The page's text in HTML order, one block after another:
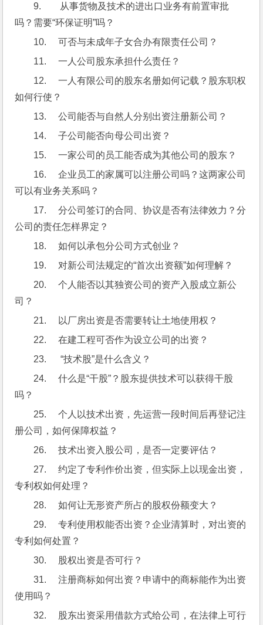
9.        从事货物及技术的进出口业务有前置审批
吗？需要“环保证明”吗？
10.     可否与未成年子女合办有限责任公司？
11.     一人公司股东承担什么责任？
12.     一人有限公司的股东名册如何记载？股东职权
如何行使？
13.     公司能否与自然人分别出资注册新公司？
14.     子公司能否向母公司出资？
15.     一家公司的员工能否成为其他公司的股东？
16.     企业员工的家属可以注册公司吗？这两家公司
可以有业务关系吗？
17.     分公司签订的合同、协议是否有法律效力？分
公司的责任怎样界定？
18.     如何以承包分公司方式创业？
19.     对新公司法规定的“首次出资额”如何理解？
20.     个人能否以其独资公司的资产入股成立新公
司？
21.     以厂房出资是否需要转让土地使用权？
22.     在建工程可否作为设立公司的出资？
23.      “技术股”是什么含义？
24.     什么是“干股”？股东提供技术可以获得干股
吗？
25.     个人以技术出资，先运营一段时间后再登记注
册公司，如何保障权益？
26.     技术出资入股公司，是否一定要评估？
27.     约定了专利作价出资，但实际上以现金出资，
专利权如何处理？
28.     如何让无形资产所占的股权份额变大？
29.     专利使用权能否出资？企业清算时，对出资的
专利如何处置？
30.     股权出资是否可行？
31.     注册商标如何出资？申请中的商标能作为出资
使用吗？
32.     股东出资采用借款方式给公司，在法律上可行